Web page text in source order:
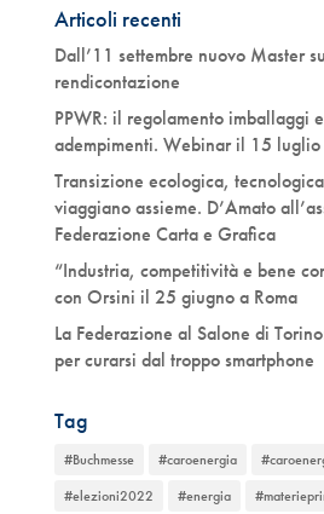
Articoli recenti
Dall’11 settembre nuovo Master
rendicontazione
PPWR: il regolamento imballaggi
adempimenti. Webinar il 15 luglio
Transizione ecologica,
viaggiano assieme. D’Amato
Federazione Carta e Grafica
“Industria, competitività e bene
con Orsini il 25 giugno a Roma
La Federazione al Salone di
per curarsi dal troppo smartphone
Tag
#Buchmesse #caroenergia
#elezioni2022
#energia